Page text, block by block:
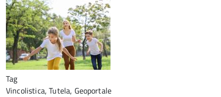
Tag
Vincolistica, Tutela, Geoportale